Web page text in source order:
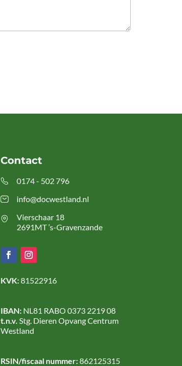
Contact
0174 - 502 796
info@docwestland.nl
Vierschaar 18
2691MT ’s-Gravenzande
KVK:81522916
IBAN:NL81 RABO 0373 2219 08
t.n.v. Stg. Dieren Opvang Centrum
Westland
RSIN/fiscaal nummer:862125315